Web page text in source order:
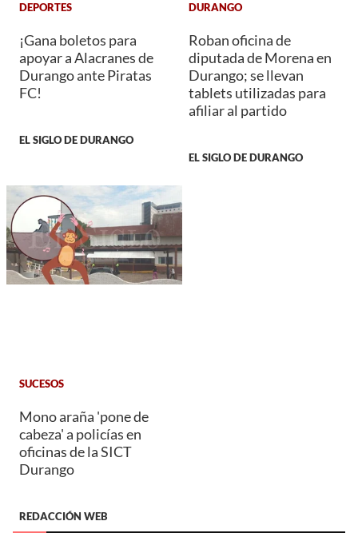
DEPORTES
¡Gana boletos para
apoyar a Alacranes de
Durango ante Piratas
FC!
EL SIGLO DE DURANGO
DURANGO
Roban oficina de
diputada de Morena en
Durango; se llevan
tablets utilizadas para
afiliar al partido
EL SIGLO DE DURANGO
SUCESOS
Mono araña 'pone de
cabeza' a policías en
oficinas de la SICT
Durango
REDACCIÓN WEB